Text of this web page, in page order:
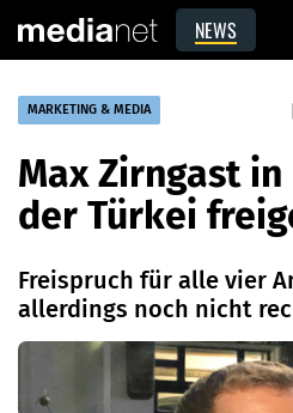
NEWS
MARKETING & MEDIA
Max Zirngast in
der Türkei
Freispruch für alle vier
allerdings noch nicht